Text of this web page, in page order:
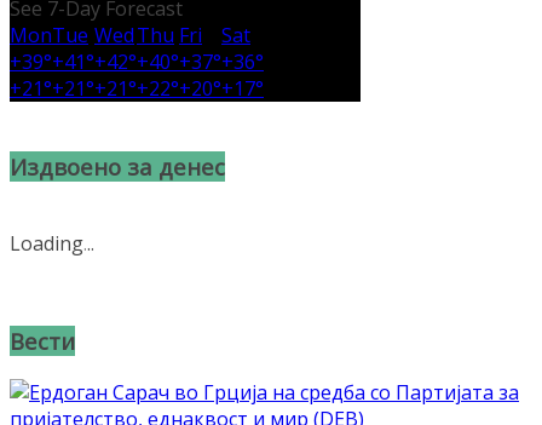
See 7-Day Forecast
MonTue WedThu Fri
Sat
+39°+41°+42°+40°+37°+36°
+21°+21°+21°+22°+20°+17°
Издвоено за денес
Loading...
Вести